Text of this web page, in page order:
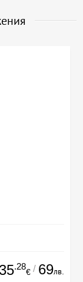
35.28
€ / 69лв.